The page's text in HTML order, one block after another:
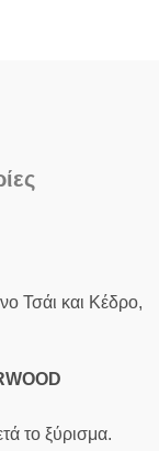
Τσάι και Κέδρο,
το ξύρισμα.